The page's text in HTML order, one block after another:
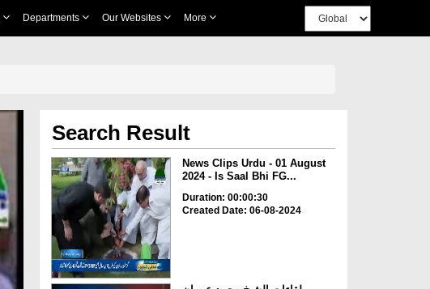
Departments Our Websites More
Search Result
News Clips Urdu - 01 August
2024 - Is Saal Bhi FG...
Duration: 00:00:30
Created Date: 06-08-2024